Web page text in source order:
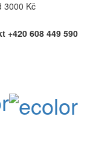
3000 Kč
+420 608 449 590